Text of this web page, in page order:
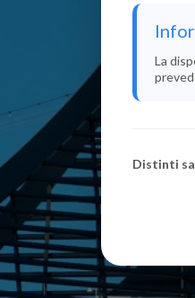
La
Distinti